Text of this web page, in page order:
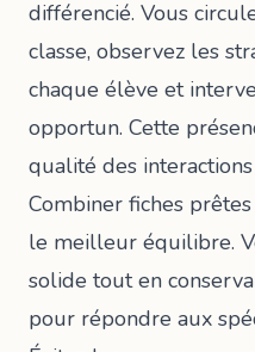
différencié. Vous
classe, observez les
chaque élève et
opportun. Cette
qualité des
Combiner fiches
le meilleur équilibre.
solide tout en
pour répondre aux